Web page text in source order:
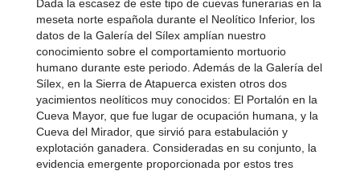
Dada la escasez de este tipo de cuevas funerarias en la
meseta norte española durante el Neolítico Inferior, los
datos de la Galería del Sílex amplían nuestro
conocimiento sobre el comportamiento mortuorio
humano durante este periodo. Además de la Galería del
Sílex, en la Sierra de Atapuerca existen otros dos
yacimientos neolíticos muy conocidos: El Portalón en la
Cueva Mayor, que fue lugar de ocupación humana, y la
Cueva del Mirador, que sirvió para estabulación y
explotación ganadera. Consideradas en su conjunto, la
evidencia emergente proporcionada por estos tres